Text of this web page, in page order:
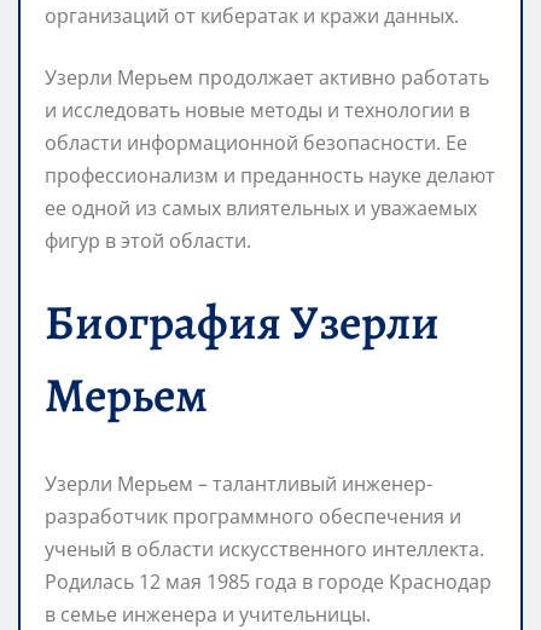
организаций от кибератак и кражи данных.
Узерли Мерьем продолжает активно работать
и исследовать новые методы и технологии в
области информационной безопасности. Ее
профессионализм и преданность науке делают
ее одной из самых влиятельных и уважаемых
фигур в этой области.
Биография Узерли
Мерьем
Узерли Мерьем – талантливый инженер-
разработчик программного обеспечения и
ученый в области искусственного интеллекта.
Родилась 12 мая 1985 года в городе Краснодар
в семье инженера и учительницы.